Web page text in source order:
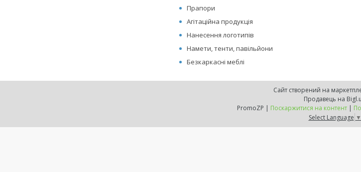
Прапори
Агітаційна продукція
Нанесення логотипів
Намети, тенти, павільйони
Безкаркасні меблі
Сайт створений на
Продавець на
PromoZP | Поскаржитися на контент |
Select Language ▼